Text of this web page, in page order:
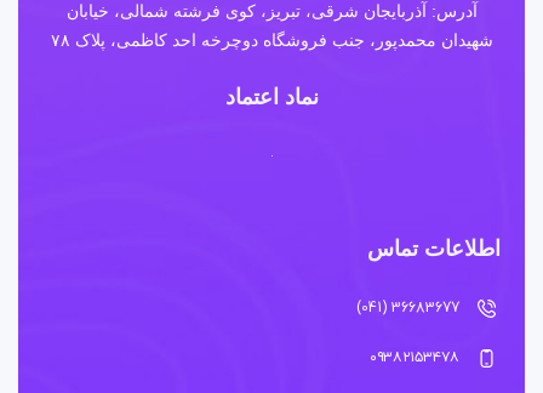
آدرس: آذربایجان شرقی، تبریز، کوی فرشته شمالی، خیابان
شهیدان محمدپور، جنب فروشگاه دوچرخه احد کاظمی، پلاک ۷۸
نماد اعتماد
اطلاعات تماس
36683677 (041)
۰۹۳۸۲۱۵۳۴۷۸